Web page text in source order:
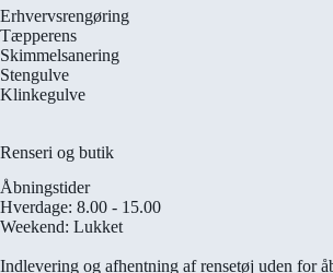
Erhvervsrengøring
Tæpperens
Skimmelsanering
Stengulve
Klinkegulve
Renseri og butik
Åbningstider
Hverdage: 8.00 - 15.00
Weekend: Lukket
Indlevering og afhentning af rensetøj uden for